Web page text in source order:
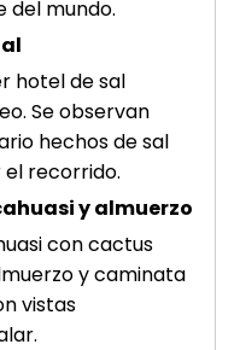
del mundo.
hotel de sal
Se observan
hechos de sal
recorrido.
y almuerzo
con cactus
y caminata
vistas